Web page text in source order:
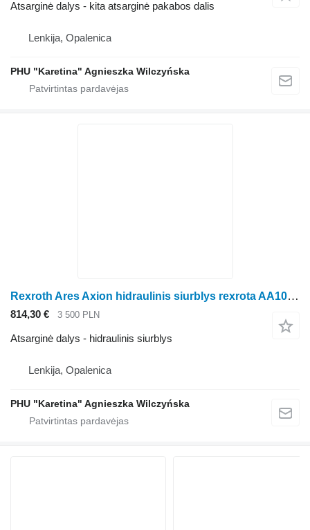
Atsarginė dalys - kita atsarginė pakabos dalis
Lenkija, Opalenica
PHU "Karetina" Agnieszka Wilczyńska
Rexroth Ares Axion hidraulinis siurblys rexrota AA10V Massey Ferguson ratinio traktoriaus Claas Ares Axion
814,30 € 3 500 PLN
Atsarginė dalys - hidraulinis siurblys
Lenkija, Opalenica
PHU "Karetina" Agnieszka Wilczyńska